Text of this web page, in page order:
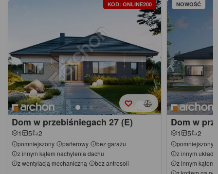
KOD: ONLINE200
Dom w przebiśniegach 27 (E)
1 5 2
pomniejszony parterowy
bez garażu
z innym kątem nachylenia dachu
z wentylacją mechaniczną
bez antresoli
NOWOŚĆ
Dom w
1 5 2
pomniejszony
z innym
z innym kątem